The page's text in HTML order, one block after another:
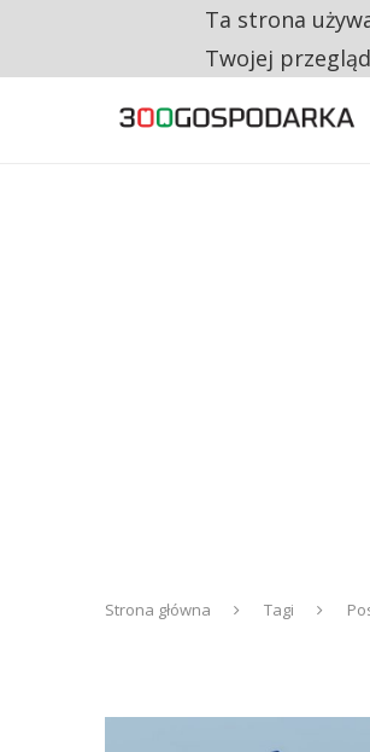
TRZECH NA
RESTRYKCJE CHIN
Strona główna Tagi
Ta strona
Twojej